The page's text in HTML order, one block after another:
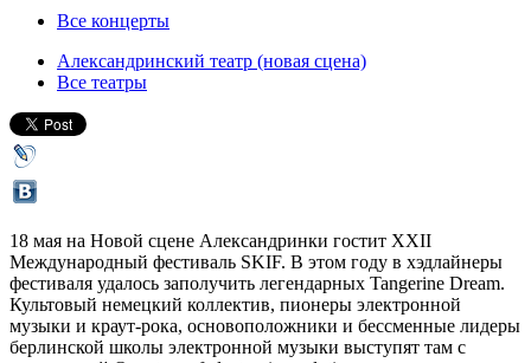
Все концерты
Александринский театр (новая сцена)
Все театры
18 мая на Новой сцене Александринки гостит XXII
Международный фестиваль SKIF. В этом году в хэдлайнеры
фестиваля удалось заполучить легендарных Tangerine Dream.
Культовый немецкий коллектив, пионеры электронной
музыки и краут-рока, основоположники и бессменные лидеры
берлинской школы электронной музыки выступят там с